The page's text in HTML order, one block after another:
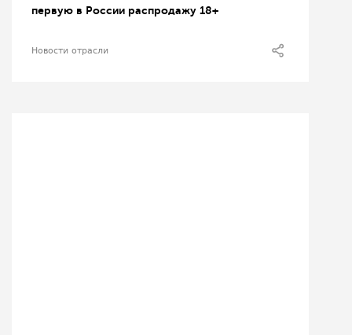
первую в России распродажу 18+
Новости отрасли